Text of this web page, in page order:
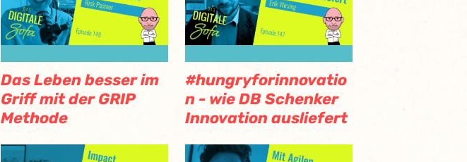
Das Leben besser im
Griff mit der GRIP
Methode
#hungryforinnovatio
n - wie DB Schenker
Innovation ausliefert